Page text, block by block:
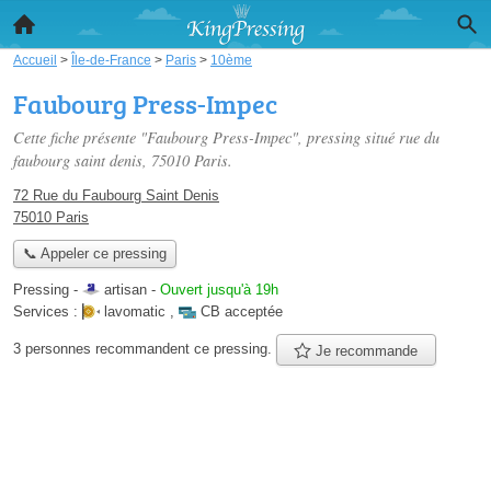
Accueil > Île-de-France > Paris > 10ème
Faubourg Press-Impec
Cette fiche présente "Faubourg Press-Impec", pressing situé rue du
faubourg saint denis, 75010 Paris.
72 Rue du Faubourg Saint Denis
75010 Paris
📞 Appeler ce pressing
Pressing - artisan - Ouvert jusqu'à 19h
Services :
lavomatic , CB acceptée
3 personnes recommandent ce pressing. Je recommande